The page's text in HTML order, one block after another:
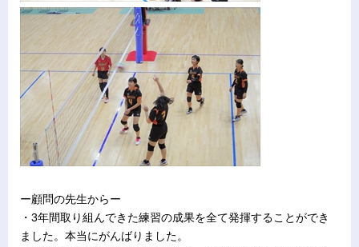
ー顧問の先生からー
・3年間取り組んできた練習の成果を全て発揮することができ
ました。本当にがんばりました。